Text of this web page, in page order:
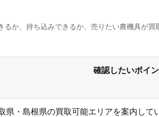
か、持ち込みできるか、売りたい農機具が買
確認したいポイ
県・島根県の買取可能エリアを案内して